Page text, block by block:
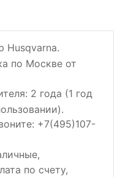
Husqvarna.
по Москве от
2 года (1 год
+7(495)107-
по счету,